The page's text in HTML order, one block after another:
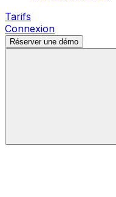
Tarifs
Connexion
Réserver une démo